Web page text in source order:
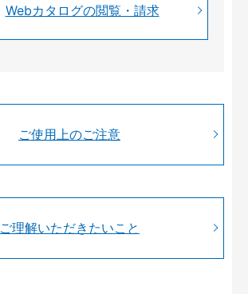
Webカタログの閲覧・請求
ご使用上のご注意
ご理解いただきたいこと